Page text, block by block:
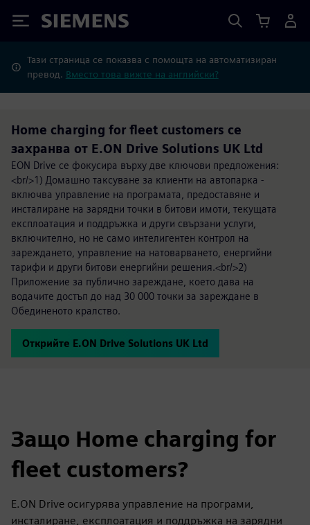
Siemens
Тази страница се показва с помощта на автоматизиран
превод. Вместо това вижте на английски?
Home charging for fleet customers се
захранва от E.ON Drive Solutions UK Ltd
EON Drive се фокусира върху две ключови предложения:
<br/>1) Домашно таксуване за клиенти на автопарка -
включва управление на програмата, предоставяне и
инсталиране на зарядни точки в битови имоти, текущата
експлоатация и поддръжка и други свързани услуги,
включително, но не само интелигентен контрол на
зареждането, управление на натоварването, енергийни
тарифи и други битови енергийни решения.<br/>2)
Приложение за публично зареждане, което дава на
водачите достъп до над 30 000 точки за зареждане в
Обединеното кралство.
Открийте E.ON Drive Solutions UK Ltd
Защо Home charging for
fleet customers?
E.ON Drive осигурява управление на програми,
инсталиране, експлоатация и поддръжка на зарядни